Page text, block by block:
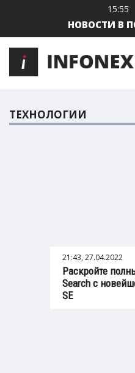
15:55
НОВОСТИ В
ТЕХНОЛОГИИ
21:43, 27.04.2022
Раскройте
Search с
SE